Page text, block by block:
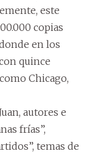
este
copias
en los
quince
Chicago,
autores e
frías”,
temas de